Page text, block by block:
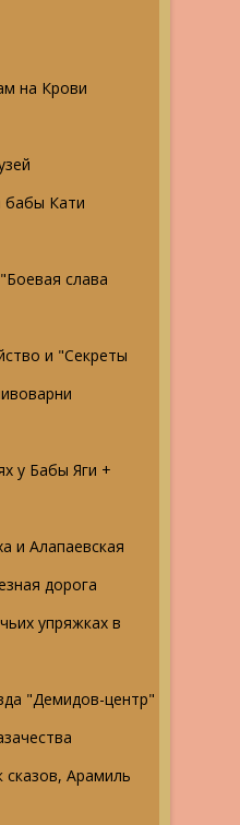
на Крови
бабы Кати
слава
и "Секреты
у Бабы Яги +
и Алапаевская
дорога
упряжках в
"Демидов-центр"
сказов, Арамиль